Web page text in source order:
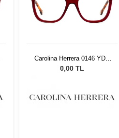
Carolina Herrera 0146 YDC
52 18
0,00 TL